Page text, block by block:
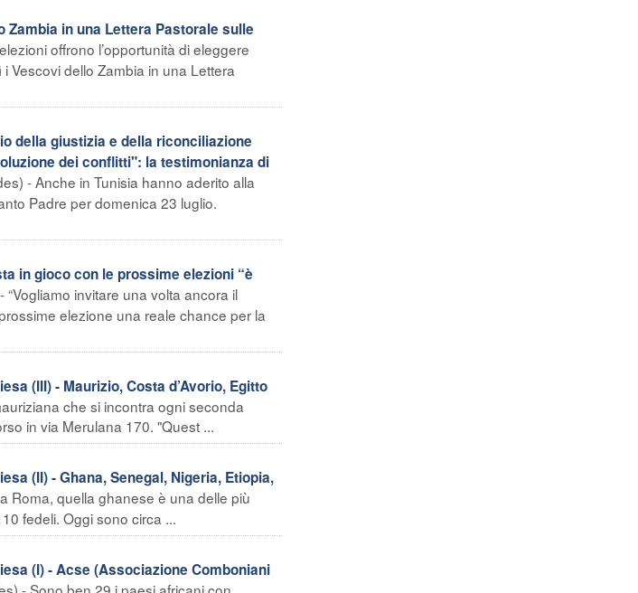
Zambia in una Lettera Pastorale sulle
offrono l’opportunità di eleggere
Vescovi dello Zambia in una Lettera
della giustizia e della riconciliazione
dei conflitti": la testimonianza di
- Anche in Tunisia hanno aderito alla
Padre per domenica 23 luglio.
in gioco con le prossime elezioni “è
invitare una volta ancora il
elezione una reale chance per la
(III) - Maurizio, Costa d’Avorio, Egitto
che si incontra ogni seconda
in via Merulana 170. "Quest ...
(II) - Ghana, Senegal, Nigeria, Etiopia,
Roma, quella ghanese è una delle più
fedeli. Oggi sono circa ...
(I) - Acse (Associazione Comboniani